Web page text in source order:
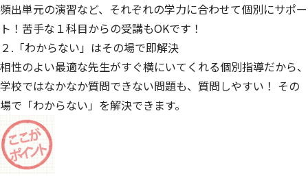
頻出単元の演習など、それぞれの学力に合わせて個別にサポー
ト！苦手な１科目からの受講もOKです！
２.「わからない」はその場で即解決
相性のよい最適な先生がすぐ横にいてくれる個別指導だから、
学校ではなかなか質問できない問題も、質問しやすい！ その
場で「わからない」を解決できます。